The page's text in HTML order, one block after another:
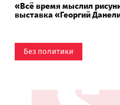
«Всё время мыслил
выставка «Георгий
Без политики